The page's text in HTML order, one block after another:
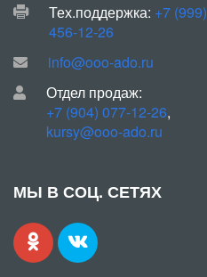
Тех.поддержка: +7 (999)
456-12-26
info@ooo-ado.ru
Отдел продаж:
+7 (904) 077-12-26,
kursy@ooo-ado.ru
МЫ В СОЦ. СЕТЯХ